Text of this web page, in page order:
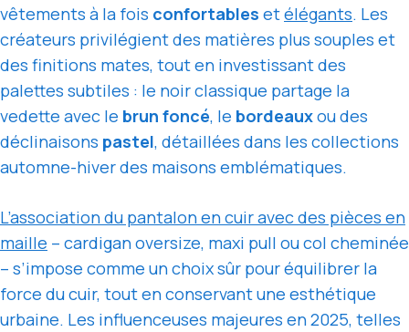
vêtements à la fois confortables etélégants. Les
créateurs privilégient des matières plus souples et
des finitions mates, tout en investissant des
palettes subtiles : le noir classique partage la
vedette avec le brun foncé, le bordeauxou des
déclinaisons pastel, détaillées dans les collections
automne-hiver des maisons emblématiques.
L’association du pantalon en cuir avec des pièces en
maille – cardigan oversize, maxi pull ou col cheminée
– s’impose comme un choix sûr pour équilibrer la
force du cuir, tout en conservant une esthétique
urbaine. Les influenceuses majeures en 2025, telles